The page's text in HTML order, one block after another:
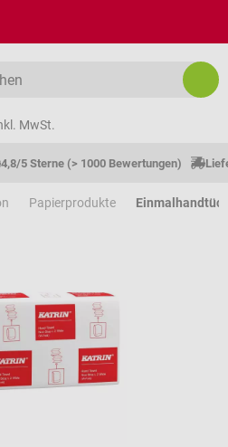
MwSt.
4,8/5 Sterne (> 1000 Bewertungen)
Papierprodukte